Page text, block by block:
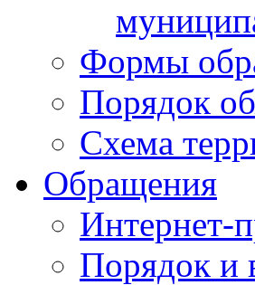
Формы
Порядок
Схема
Обращения
Интернет-
Порядок и